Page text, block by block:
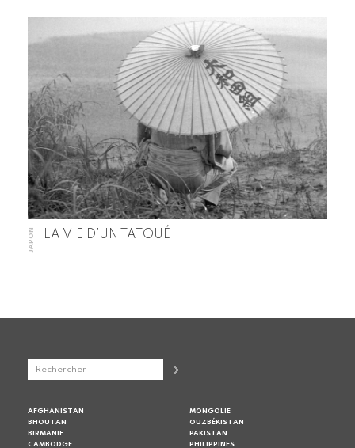
JAPON LA VIE D’UN TATOUÉ
AFGHANISTAN
BHOUTAN
BIRMANIE
CAMBODGE
MONGOLIE
OUZBÉKISTAN
PAKISTAN
PHILIPPINES